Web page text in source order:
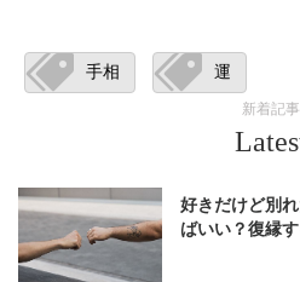
手相 運
新着記事
好きだけど別
ばいい？復縁